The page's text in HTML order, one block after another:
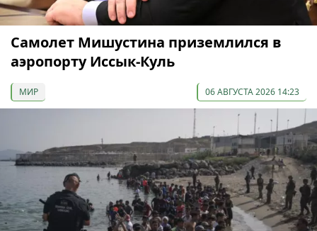
Самолет Мишустина приземлился в
аэропорту Иссык-Куль
МИР 06 АВГУСТА 2026 14:23